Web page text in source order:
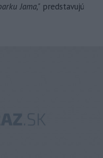
Jama," predstavujú